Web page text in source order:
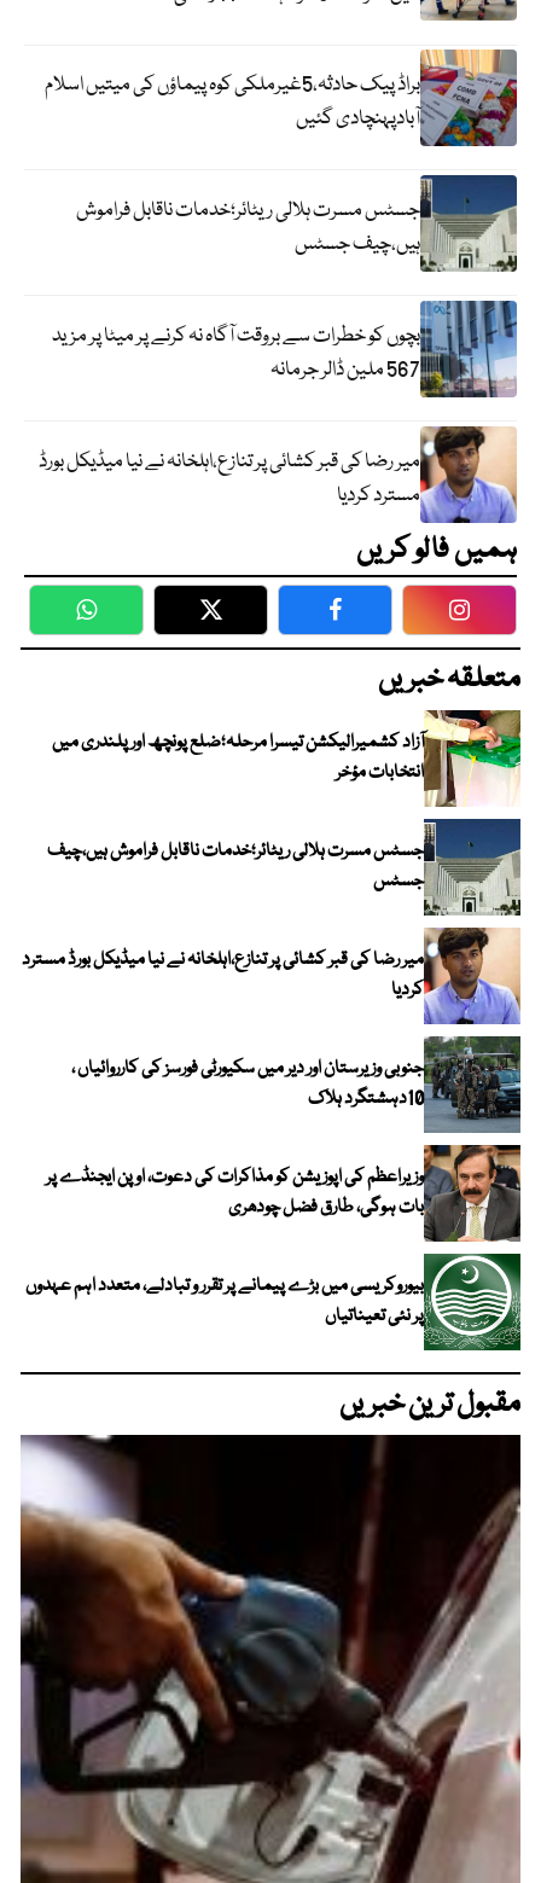
براڈ پیک حادثہ،5غیرملکی کوہ پیماؤں کی میتیں اسلام
آبادپہنچادی گئیں
جسٹس مسرت ہلالی ریٹائر؛خدمات ناقابل فراموش
ہیں،چیف جسٹس
بچوں کو خطرات سے بروقت آگاہ نہ کرنے پر میٹا پر مزید
567 ملین ڈالر جرمانہ
میر رضا کی قبر کشائی پر تنازع،اہلخانہ نے نیا میڈیکل بورڈ
مسترد کردیا
ہمیں فالو کریں
WhatsApp Twitter Facebook
متعلقہ خبریں
آزاد کشمیرالیکشن تیسرا مرحلہ؛ضلع پونچھ اور پلندری میں
انتخابات مؤخر
جسٹس مسرت ہلالی ریٹائر؛خدمات ناقابل فراموش ہیں،چیف
جسٹس
میر رضا کی قبر کشائی پر تنازع،اہلخانہ نے نیا میڈیکل بورڈ مسترد
کردیا
جنوبی وزیرستان اور دیر میں سکیورٹی فورسز کی کارروائیاں ،
10دہشتگرد ہلاک
وزیراعظم کی اپوزیشن کو مذاکرات کی دعوت، اوپن ایجنڈے پر
بات ہوگی، طارق فضل چودھری
بیوروکریسی میں بڑے پیمانے پر تقرر و تبادلے، متعدد اہم عہدوں
پر نئی تعیناتیاں
مقبول ترین خبریں